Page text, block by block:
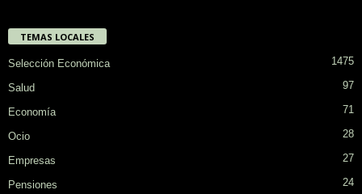
TEMAS LOCALES
Selección Económica 1475
Salud 97
Economía 71
Ocio 28
Empresas 27
Pensiones 24